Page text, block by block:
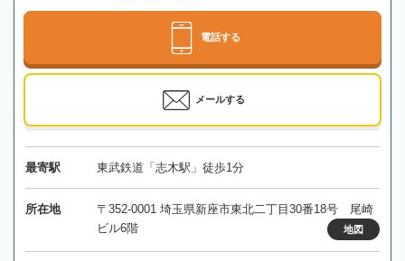
電話する
メールする
最寄駅 東武鉄道「志木駅」徒歩1分
所在地
〒352-0001 埼玉県新座市東北二丁目30番18号 尾崎
ビル6階
地図